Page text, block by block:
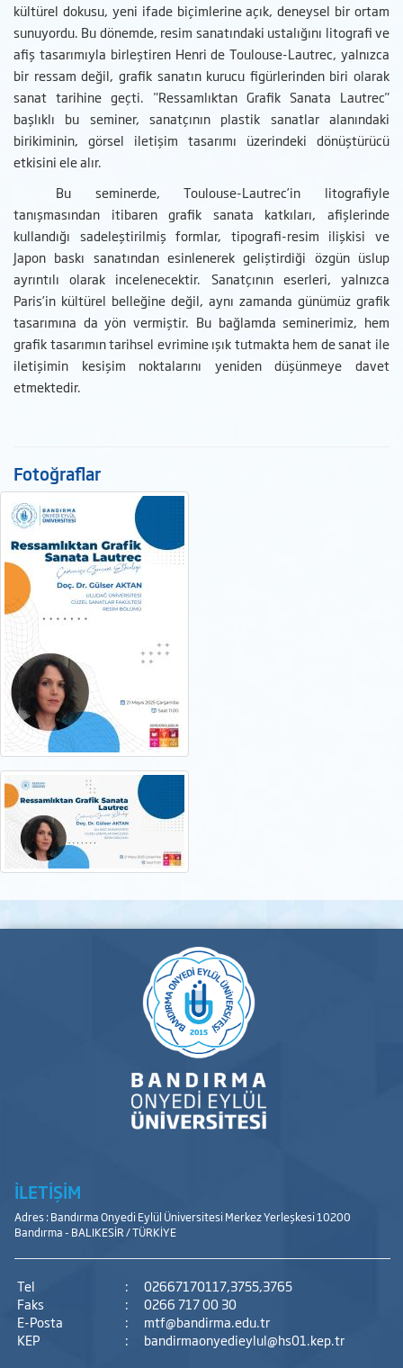
kültürel dokusu, yeni ifade biçimlerine açık, deneysel bir ortam
sunuyordu. Bu dönemde, resim sanatındaki ustalığını litografi ve
afiş tasarımıyla birleştiren Henri de Toulouse-Lautrec, yalnızca
bir ressam değil, grafik sanatın kurucu figürlerinden biri olarak
sanat tarihine geçti. "Ressamlıktan Grafik Sanata Lautrec"
başlıklı bu seminer, sanatçının plastik sanatlar alanındaki
birikiminin, görsel iletişim tasarımı üzerindeki dönüştürücü
etkisini ele alır.
Bu seminerde, Toulouse-Lautrec’in litografiyle
tanışmasından itibaren grafik sanata katkıları, afişlerinde
kullandığı sadeleştirilmiş formlar, tipografi-resim ilişkisi ve
Japon baskı sanatından esinlenerek geliştirdiği özgün üslup
ayrıntılı olarak incelenecektir. Sanatçının eserleri, yalnızca
Paris’in kültürel belleğine değil, aynı zamanda günümüz grafik
tasarımına da yön vermiştir. Bu bağlamda seminerimiz, hem
grafik tasarımın tarihsel evrimine ışık tutmakta hem de sanat ile
iletişimin kesişim noktalarını yeniden düşünmeye davet
etmektedir.
Fotoğraflar
İLETİŞİM
Adres : Bandırma Onyedi Eylül Üniversitesi Merkez Yerleşkesi 10200
Bandırma - BALIKESİR / TÜRKİYE
Tel :
02667170117,3755,3765
Faks
:
0266 717 00 30
E-Posta
:
mtf@bandirma.edu.tr
KEP
: bandirmaonyedieylul@hs01.kep.tr